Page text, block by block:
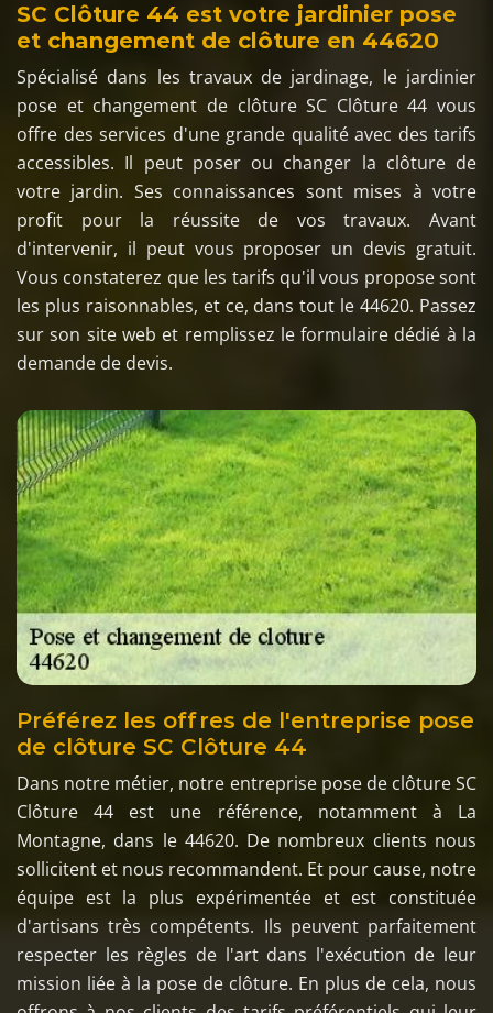
SC Clôture 44 est votre jardinier pose
et changement de clôture en 44620
Spécialisé dans les travaux de jardinage, le jardinier
pose et changement de clôture SC Clôture 44 vous
offre des services d'une grande qualité avec des tarifs
accessibles. Il peut poser ou changer la clôture de
votre jardin. Ses connaissances sont mises à votre
profit pour la réussite de vos travaux. Avant
d'intervenir, il peut vous proposer un devis gratuit.
Vous constaterez que les tarifs qu'il vous propose sont
les plus raisonnables, et ce, dans tout le 44620. Passez
sur son site web et remplissez le formulaire dédié à la
demande de devis.
Préférez les offres de l'entreprise pose
de clôture SC Clôture 44
Dans notre métier, notre entreprise pose de clôture SC
Clôture 44 est une référence, notamment à La
Montagne, dans le 44620. De nombreux clients nous
sollicitent et nous recommandent. Et pour cause, notre
équipe est la plus expérimentée et est constituée
d'artisans très compétents. Ils peuvent parfaitement
respecter les règles de l'art dans l'exécution de leur
mission liée à la pose de clôture. En plus de cela, nous